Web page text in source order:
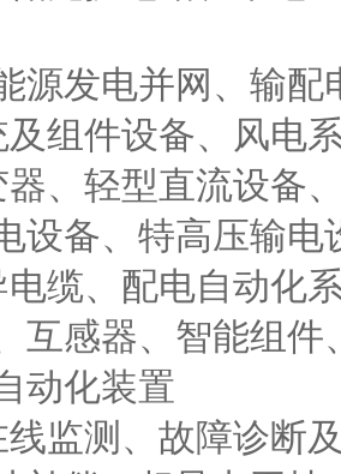
源发电并网、输配
组件设备、风电
、轻型直流设备
设备、特高压输电
缆、配电自动化
互感器、智能组
动化装置
监测、故障诊断